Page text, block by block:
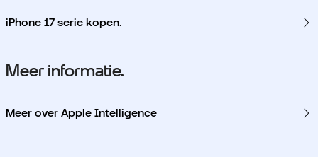
iPhone 17 serie kopen.
Meer informatie.
Meer over Apple Intelligence